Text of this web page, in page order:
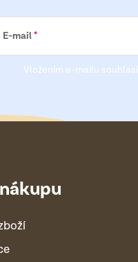
E-mail
Vložením e-mailu